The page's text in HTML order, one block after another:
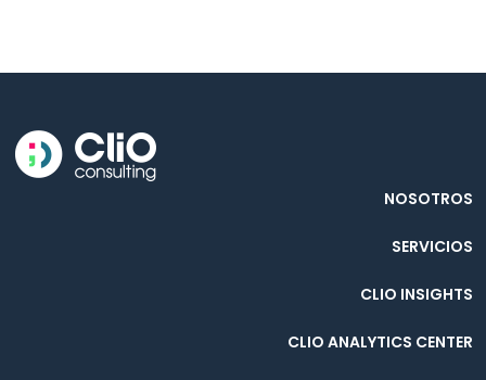
NOSOTROS
SERVICIOS
CLIO INSIGHTS
CLIO ANALYTICS CENTER